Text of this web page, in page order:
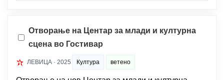
Отворање на Центар за млади и културна
сцена во Гостивар
ЛЕВИЦА · 2025 Култура ветено